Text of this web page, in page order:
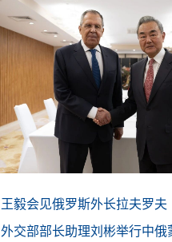
王毅会见俄罗斯外长拉夫罗夫
外交部部长助理刘彬举行中俄